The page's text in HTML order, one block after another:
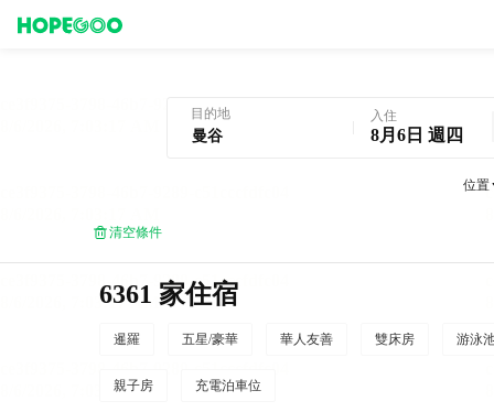
目的地 入住
8月6日 週四
位置
清空條件
6361 家住宿
暹羅 五星/豪華 華人友善 雙床房 游泳
親子房 充電泊車位